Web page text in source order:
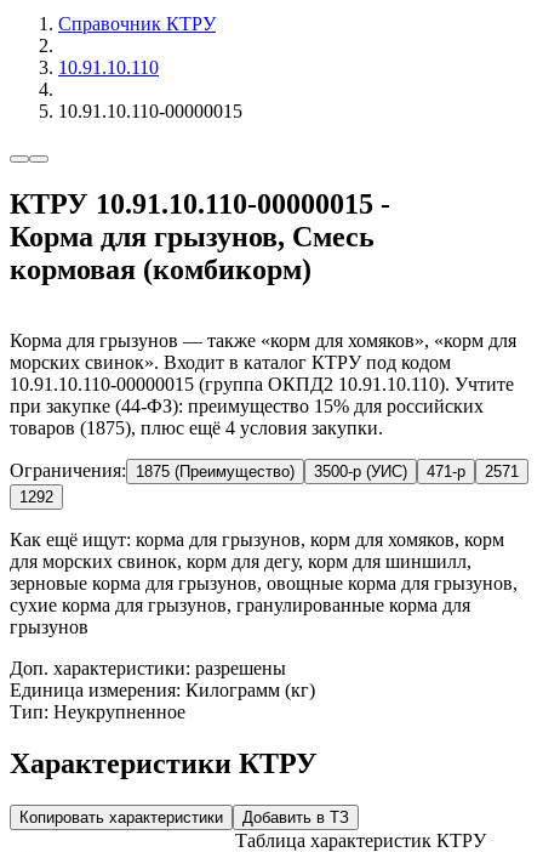
Справочник КТРУ
10.91.10.110
10.91.10.110-00000015
КТРУ 10.91.10.110-00000015 -
Корма для грызунов, Смесь
кормовая (комбикорм)
Корма для грызунов — также «корм для хомяков», «корм для
морских свинок». Входит в каталог КТРУ под кодом
10.91.10.110-00000015 (группа ОКПД2 10.91.10.110). Учтите
при закупке (44-ФЗ): преимущество 15% для российских
товаров (1875), плюс ещё 4 условия закупки.
Ограничения: 1875 (Преимущество) 3500-р (УИС) 471-р
2571
1292
Как ещё ищут: корма для грызунов, корм для хомяков, корм
для морских свинок, корм для дегу, корм для шиншилл,
зерновые корма для грызунов, овощные корма для грызунов,
сухие корма для грызунов, гранулированные корма для
грызунов
Доп. характеристики: разрешены
Единица измерения: Килограмм (кг)
Тип: Неукрупненное
Характеристики КТРУ
Копировать характеристики Добавить в ТЗ
Таблица характеристик КТРУ